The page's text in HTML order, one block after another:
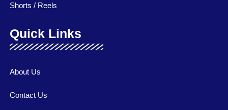
Shorts / Reels
Quick Links
About Us
Contact Us